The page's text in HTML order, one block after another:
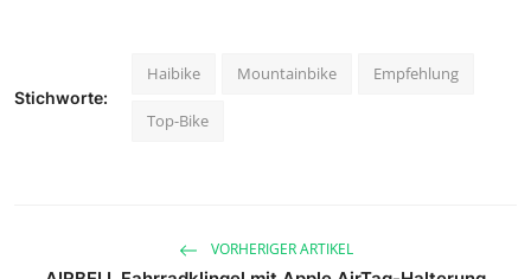
Stichworte:
Haibike Mountainbike Empfehlung
Top-Bike
VORHERIGER ARTIKEL